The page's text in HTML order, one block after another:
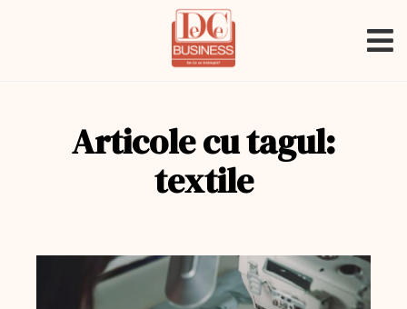
Articole cu tagul:
textile